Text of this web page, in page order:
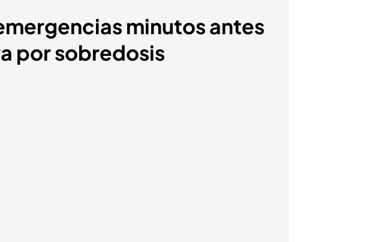
minutos antes
por sobredosis